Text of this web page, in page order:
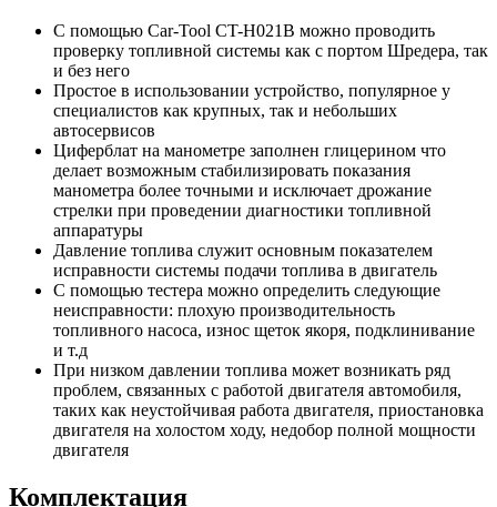
С помощью Car-Tool CT-H021B можно проводить
проверку топливной системы как с портом Шредера, так
и без него
Простое в использовании устройство, популярное у
специалистов как крупных, так и небольших
автосервисов
Циферблат на манометре заполнен глицерином что
делает возможным стабилизировать показания
манометра более точными и исключает дрожание
стрелки при проведении диагностики топливной
аппаратуры
Давление топлива служит основным показателем
исправности системы подачи топлива в двигатель
С помощью тестера можно определить следующие
неисправности: плохую производительность
топливного насоса, износ щеток якоря, подклинивание
и т.д
При низком давлении топлива может возникать ряд
проблем, связанных с работой двигателя автомобиля,
таких как неустойчивая работа двигателя, приостановка
двигателя на холостом ходу, недобор полной мощности
двигателя
Комплектация